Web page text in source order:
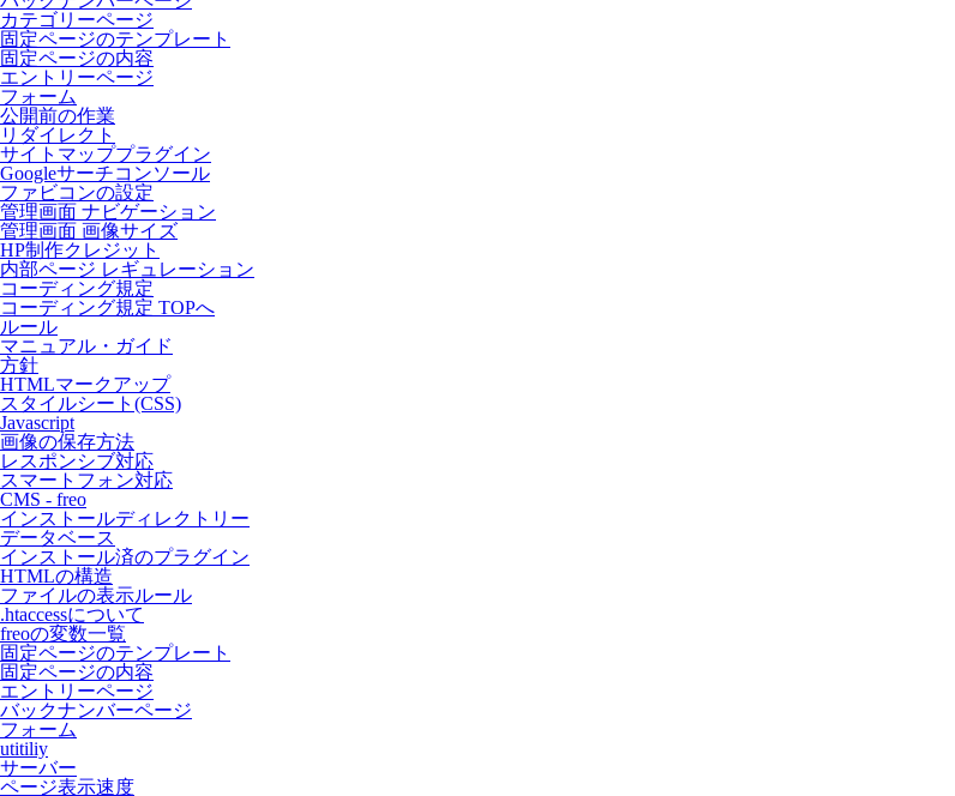
カテゴリーページ
固定ページのテンプレート
固定ページの内容
エントリーページ
フォーム
公開前の作業
リダイレクト
サイトマッププラグイン
Googleサーチコンソール
ファビコンの設定
管理画面 ナビゲーション
管理画面 画像サイズ
HP制作クレジット
内部ページ レギュレーション
コーディング規定
コーディング規定 TOPへ
ルール
マニュアル・ガイド
方針
HTMLマークアップ
スタイルシート(CSS)
Javascript
画像の保存方法
レスポンシブ対応
スマートフォン対応
CMS - freo
インストールディレクトリー
データベース
インストール済のプラグイン
HTMLの構造
ファイルの表示ルール
.htaccessについて
freoの変数一覧
固定ページのテンプレート
固定ページの内容
エントリーページ
バックナンバーページ
フォーム
utitiliy
サーバー
ページ表示速度